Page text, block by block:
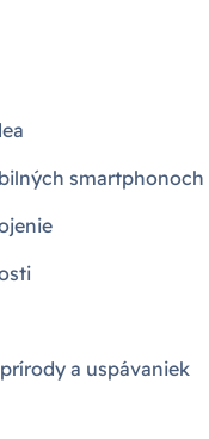
a uspávaniek